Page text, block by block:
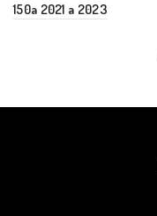
150a 2021 a 2023